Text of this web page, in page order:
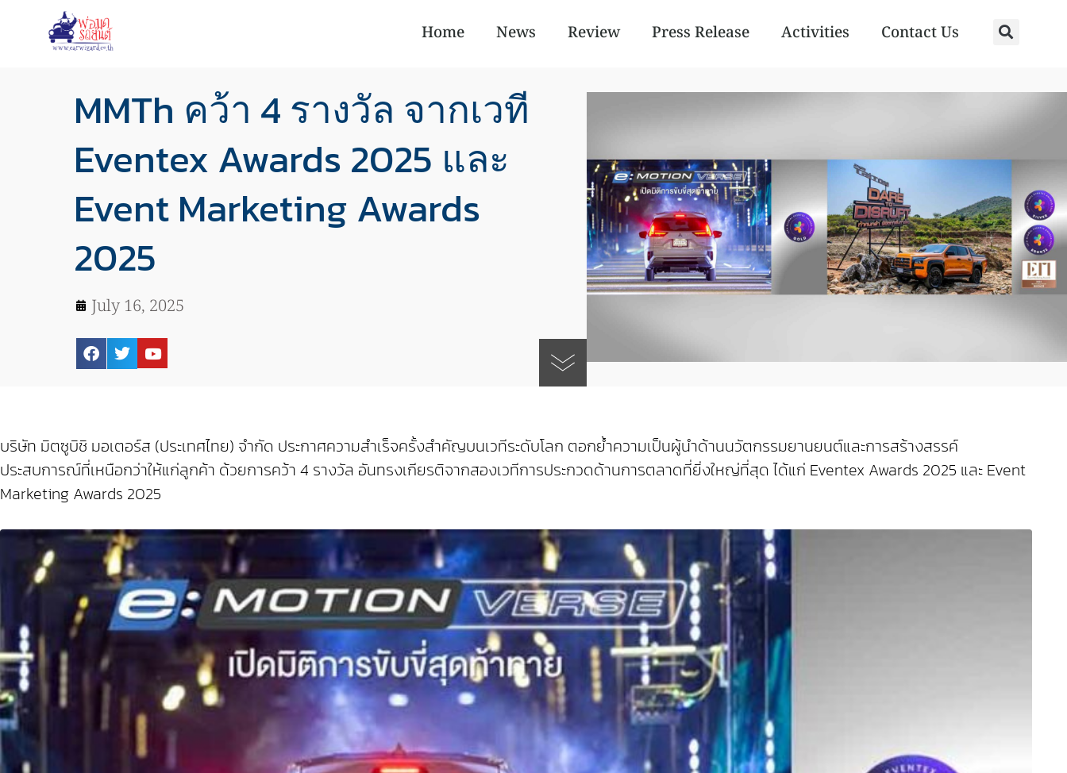
Home News Review Press Release Activities Contact Us
MMTh คว้า 4 รางวัล จากเวที
Eventex Awards 2025 และ
Event Marketing Awards
2025
July 16, 2025
บริษัท มิตซูบิชิ มอเตอร์ส (ประเทศไทย) จำกัด ประกาศความสำเร็จครั้งสำคัญบนเวทีระดับโลก ตอกย้ำความเป็นผู้นำด้านนวัตกรรมยานยนต์และการสร้างสรรค์
ประสบการณ์ที่เหนือกว่าให้แก่ลูกค้า ด้วยการคว้า 4 รางวัล อันทรงเกียรติจากสองเวทีการประกวดด้านการตลาดที่ยิ่งใหญ่ที่สุด ได้แก่ Eventex Awards 2025 และ Event
Marketing Awards 2025